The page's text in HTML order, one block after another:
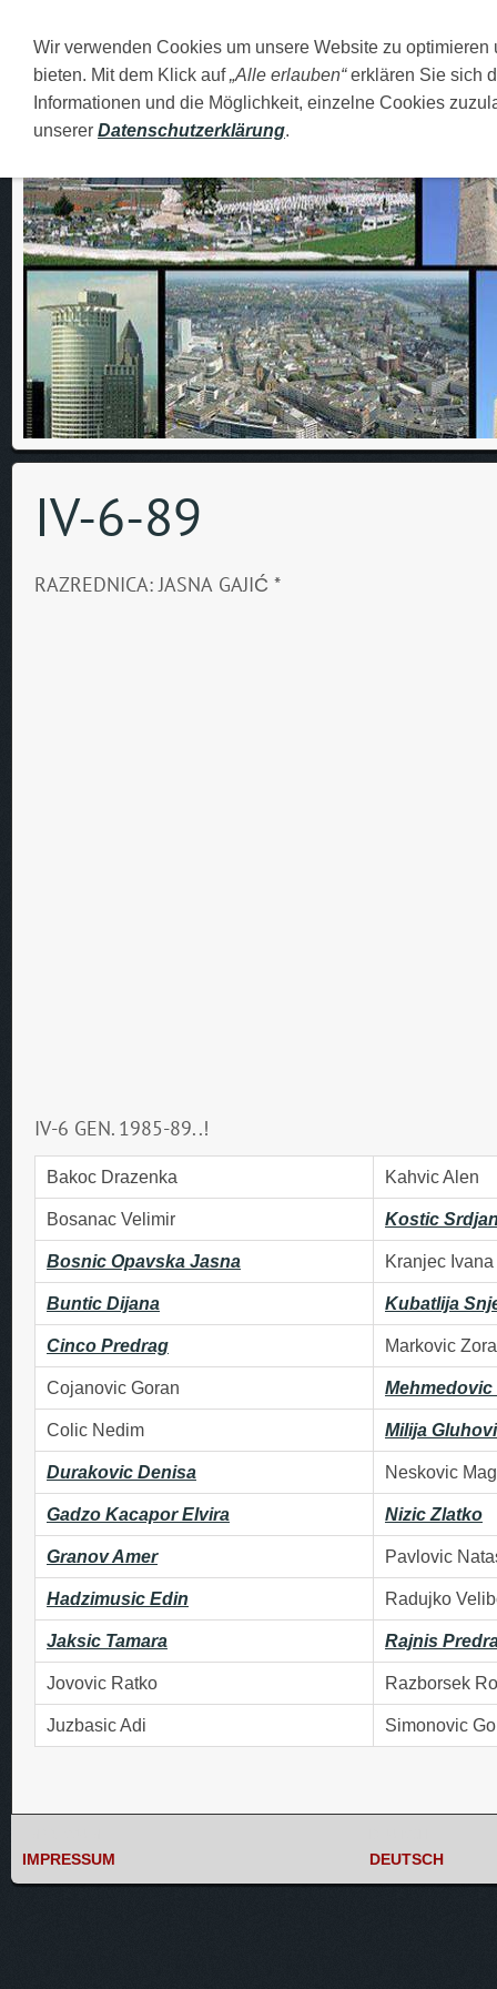
DEUTSCH O MENI FAMILIJA MOJI GRADOVI
IV-6-89
RAZREDNICA: JASNA GAJIĆ *
IV-6 GEN. 1985-89..!
Bakoc Drazenka Kahvic Alen
Bosanac Velimir Kostic
Bosnic Opavska Jasna Kranjec Ivana
Buntic Dijana Kubatlija
Cinco Predrag Markovic
Cojanovic Goran Mehmedovic
Colic Nedim Milija
Durakovic Denisa Neskovic
Gadzo Kacapor Elvira Nizic Zlatko
Granov Amer Pavlovic
Hadzimusic Edin Radujko
Jaksic Tamara Rajnis
Jovovic Ratko Razborsek
Juzbasic Adi Simonovic
IMPRESSUM DEUTSCH
Wir verwenden Cookies um unsere Website zu
bieten. Mit dem Klick auf„Alle erlauben“erklären Sie sich
Informationen und die Möglichkeit, einzelne Cookies
unserer Datenschutzerklärung.